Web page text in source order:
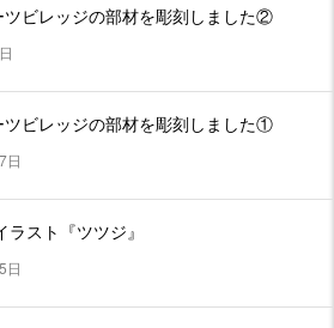
ツビレッジの部材を彫刻しました②
ツビレッジの部材を彫刻しました①
日
スト『ツツジ』
日